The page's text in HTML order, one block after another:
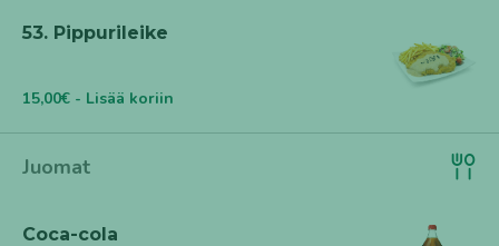
53. Pippurileike
15,00€ - Lisää koriin
Juomat
Coca-cola